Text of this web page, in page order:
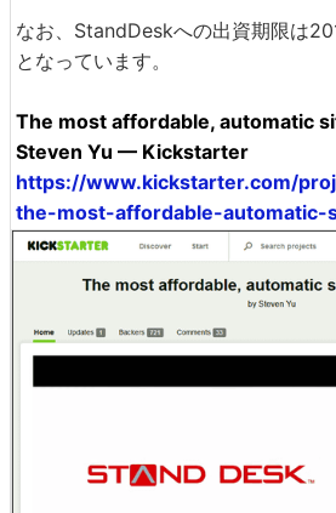
なお、StandDeskへの出資期限は
となっています。
The most affordable, automatic
Steven Yu — Kickstarter
https://www.kickstarter.com/
the-most-affordable-